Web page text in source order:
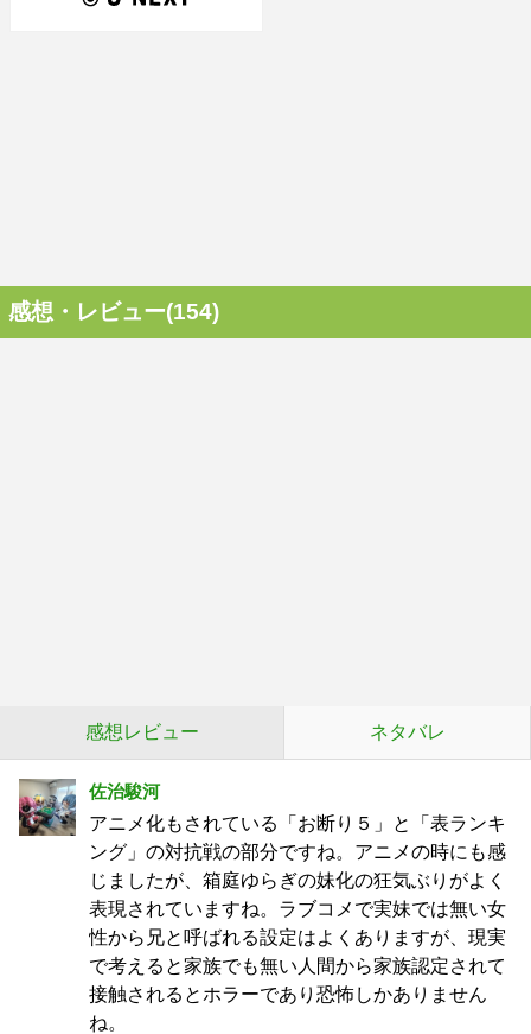
感想・レビュー(154)
感想レビュー ネタバレ
佐治駿河
アニメ化もされている「お断り５」と「表ランキ
ング」の対抗戦の部分ですね。アニメの時にも感
じましたが、箱庭ゆらぎの妹化の狂気ぶりがよく
表現されていますね。ラブコメで実妹では無い女
性から兄と呼ばれる設定はよくありますが、現実
で考えると家族でも無い人間から家族認定されて
接触されるとホラーであり恐怖しかありません
ね。